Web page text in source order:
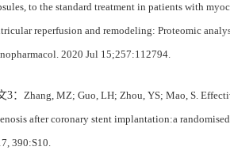
to the standard treatment in patients with
reperfusion and remodeling: Proteomic
2020 Jul 15;257:112794.
3： Zhang, MZ; Guo, LH; Zhou, YS; Mao, S.
after coronary stent implantation:a
390:S10.